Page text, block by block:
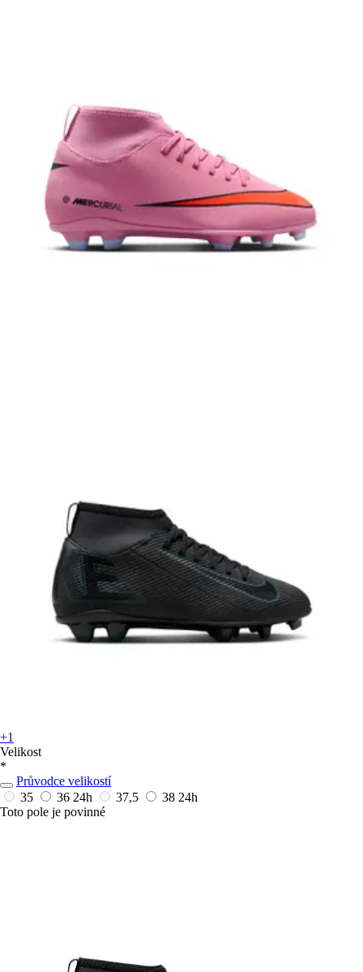
+1
Velikost
*
Průvodce velikostí
35
36 24h 37,5 38 24h
Toto pole je povinné